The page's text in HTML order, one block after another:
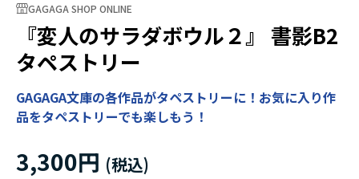
GAGAGA SHOP ONLINE
『変人のサラダボウル２』 書影B2
タペストリー
GAGAGA文庫の各作品がタペストリーに！お気に入り作
品をタペストリーでも楽しもう！
3,300円